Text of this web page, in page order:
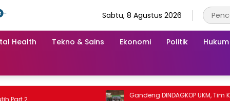
Sabtu, 8 Agustus 2026
Health Tekno & Sains Ekonomi Politik Hukum
Gandeng DINDAGKOP UKM, Tim KKN Unit